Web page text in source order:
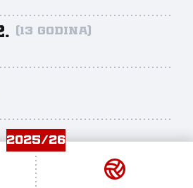
(13 godina)
2025/26